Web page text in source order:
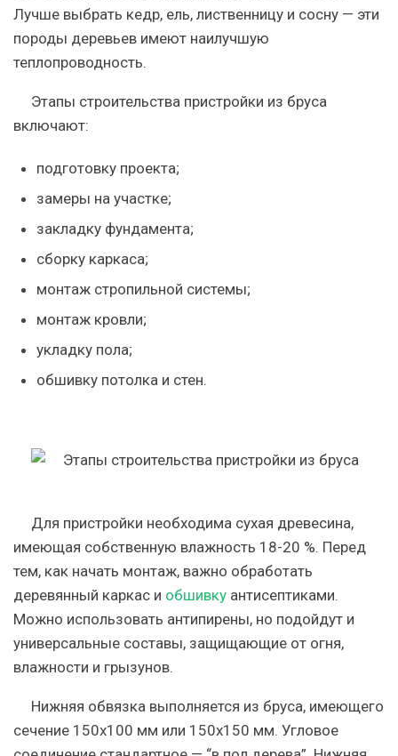
Лучше выбрать кедр, ель, лиственницу и сосну — эти
породы деревьев имеют наилучшую
теплопроводность.
Этапы строительства пристройки из бруса
включают:
подготовку проекта;
замеры на участке;
закладку фундамента;
сборку каркаса;
монтаж стропильной системы;
монтаж кровли;
укладку пола;
обшивку потолка и стен.
Для пристройки необходима сухая древесина,
имеющая собственную влажность 18-20 %. Перед
тем, как начать монтаж, важно обработать
деревянный каркас и обшивку антисептиками.
Можно использовать антипирены, но подойдут и
универсальные составы, защищающие от огня,
влажности и грызунов.
Нижняя обвязка выполняется из бруса, имеющего
сечение 150х100 мм или 150х150 мм. Угловое